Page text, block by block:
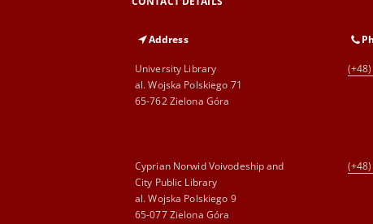
Address
University Library
al. Wojska Polskiego 71
65-762 Zielona Góra
Cyprian Norwid Voivodeship and
City Public Library
al. Wojska Polskiego 9
65-077 Zielona Góra